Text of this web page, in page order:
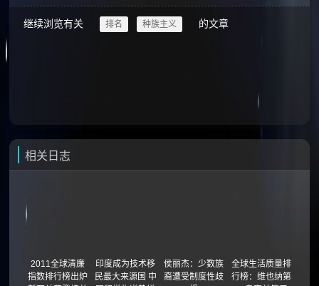
继续浏览有关 排名 种族主义 的文章
相关日志
2011全球清廉
指数排行榜出炉
印度成为技术移
民最大来源国 中
侯丽杰：少数族
裔遭受制度性歧
全球生活质量排
行榜：维也纳第